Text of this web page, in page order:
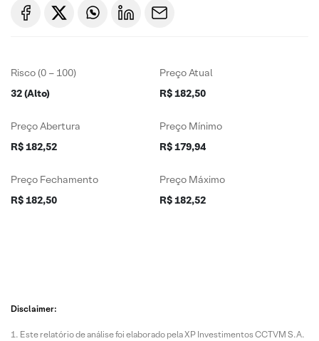
Risco (0 – 100)
32 (Alto)
Preço Atual
R$ 182,50
Preço Abertura
R$ 182,52
Preço Mínimo
R$ 179,94
Preço Fechamento
R$ 182,50
Preço Máximo
R$ 182,52
Disclaimer:
Este relatório de análise foi elaborado pela XP Investimentos CCTVM S.A.